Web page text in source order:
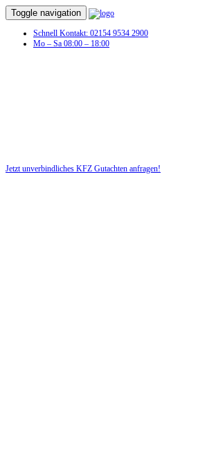
Toggle navigation
Schnell Kontakt: 02154 9534 2900
Mo – Sa 08:00 – 18:00
Jetzt unverbindliches KFZ Gutachten anfragen!